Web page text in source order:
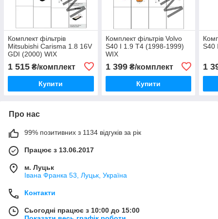
Комплект фільтрів
Mitsubishi Carisma 1.8 16V
GDI (2000) WIX
1 515 ₴/комплект
Купити
Комплект фільтрів Volvo
S40 I 1.9 T4 (1998-1999)
WIX
1 399₴/комплект
Купити
S40
1
Про нас
99% позитивних з 1134 відгуків за рік
Працює з 13.06.2017
м. Луцьк
Івана Франка 53, Луцьк, Україна
Контакти
Сьогодні працює з 10:00 до 15:00